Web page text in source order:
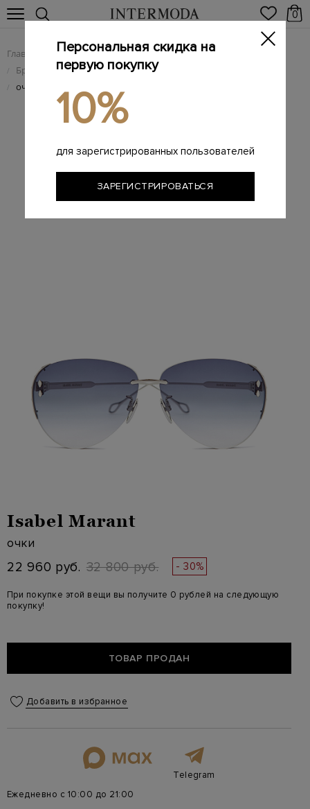
0
Главная Женщинам / Брендовые женские аксессуары
/ Брендовые женские солнцезащитные очки
/ очки Isabel Marant
Isabel Marant
очки
22 960 руб. 32 800 руб. - 30%
При покупке этой вещи вы получите 0 рублей на следующую
покупку!
ТОВАР ПРОДАН
Добавить в избранное
Telegram
Ежедневно с 10:00 до 21:00
Персональная скидка на
первую покупку
10%
для зарегистрированных пользователей
ЗАРЕГИСТРИРОВАТЬСЯ